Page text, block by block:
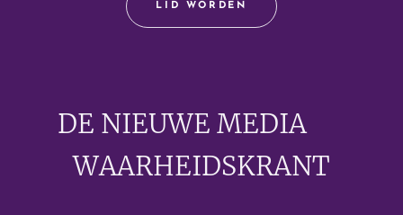
LID WORDEN
DE NIEUWE MEDIA🟣
WAARHEIDSKRANT